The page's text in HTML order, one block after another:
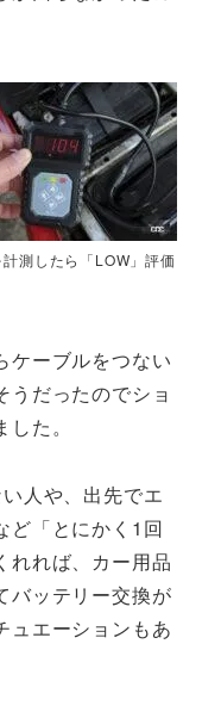
測したら「LOW」評価
ケーブルをつない
うだったのでショ
た。
人や、出先でエ
ど「とにかく1回
れれば、カー用品
バッテリー交換が
ュエーションもあ